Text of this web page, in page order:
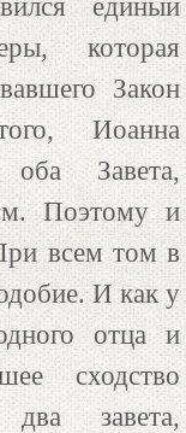
единый
которая
Закон
Иоанна
оба Завета,
Поэтому и
всем том в
И как у
отца и
сходство
завета,